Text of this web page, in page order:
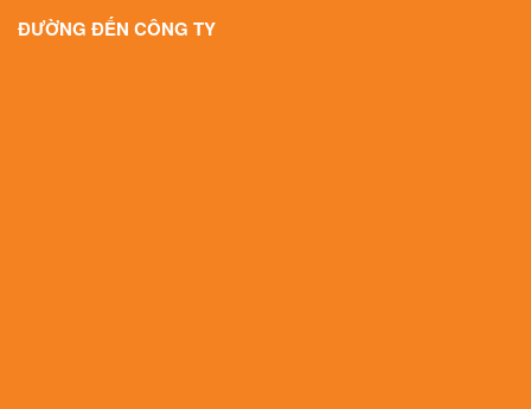
ĐƯỜNG ĐẾN CÔNG TY